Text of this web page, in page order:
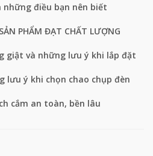
những điều bạn nên biết
PHẨM ĐẠT CHẤT LƯỢNG
giật và những lưu ý khi lắp đặt
lưu ý khi chọn chao chụp đèn
cắm an toàn, bền lâu